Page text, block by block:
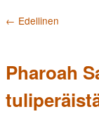
Artikkelien selaus
← Edellinen
Pharoah